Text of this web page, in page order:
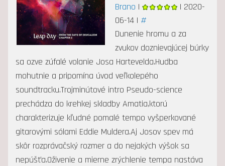
Brano |
| 2020-
06-14 | #
Dunenie hromu a za
zvukov doznievajúcej búrky
sa ozve zúfalé volanie Josa Hartevelda.Hudba
mohutnie a pripomína úvod veľkolepého
soundtracku.Trojminútové intro Pseudo-science
prechádza do krehkej skladby Amatia,ktorú
charakterizuje kľudné pomalé tempo vyšperkované
gitarovými sólami Eddie Muldera.Aj Josov spev má
skôr rozprávačský rozmer a do nejakých výšok sa
nepúšťa.Oživenie a mierne zrýchlenie tempa nastáva